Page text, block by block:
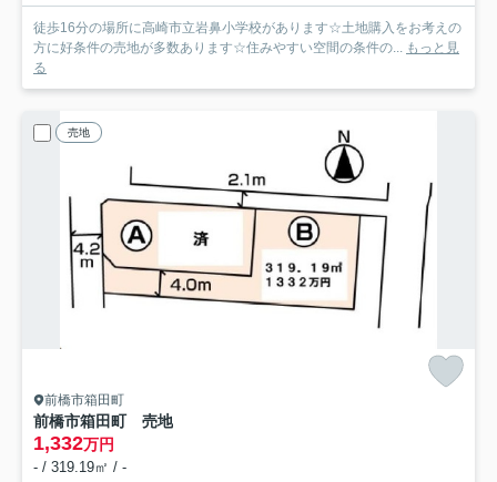
徒歩16分の場所に高崎市立岩鼻小学校があります☆土地購入をお考えの
方に好条件の売地が多数あります☆住みやすい空間の条件の... もっと見
る
売地
前橋市箱田町
前橋市箱田町 売地
1,332万円
- / 319.19㎡ / -